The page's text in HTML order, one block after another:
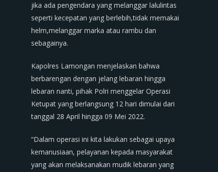
jika ada pengendara yang melanggar lalulintas
seperti kecepatan yang berlebih,tidak memakai
helm,melanggar marka atau rambu dan
sebagainya.
Kapolres Lamongan menjelaskan bahwa
berbarengan dengan jelang lebaran hingga
lebaran nanti, pihak Polri menggelar Operasi
Ketupat yang berlangsung 12 hari dimulai dari
tanggal 28 April hingga 09 Mei 2022.
“Dalam operasi ini kita lakukan sebagai upaya
kemanusiaan, pelayanan kepada masyarakat
yang akan melaksanakan mudik lebaran yang